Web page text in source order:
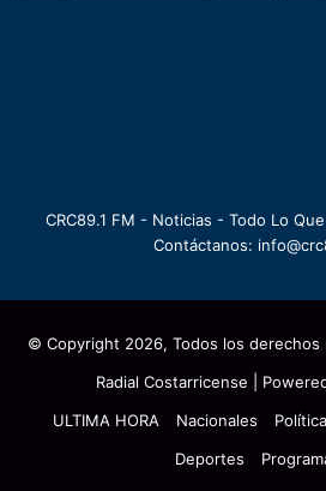
CRC89.1 FM - Noticias - Todo Lo
Contáctanos:
© Copyright 2026, Todos los
Radial Costarricense |
ULTIMA HORA
Nacionales Política
Deportes